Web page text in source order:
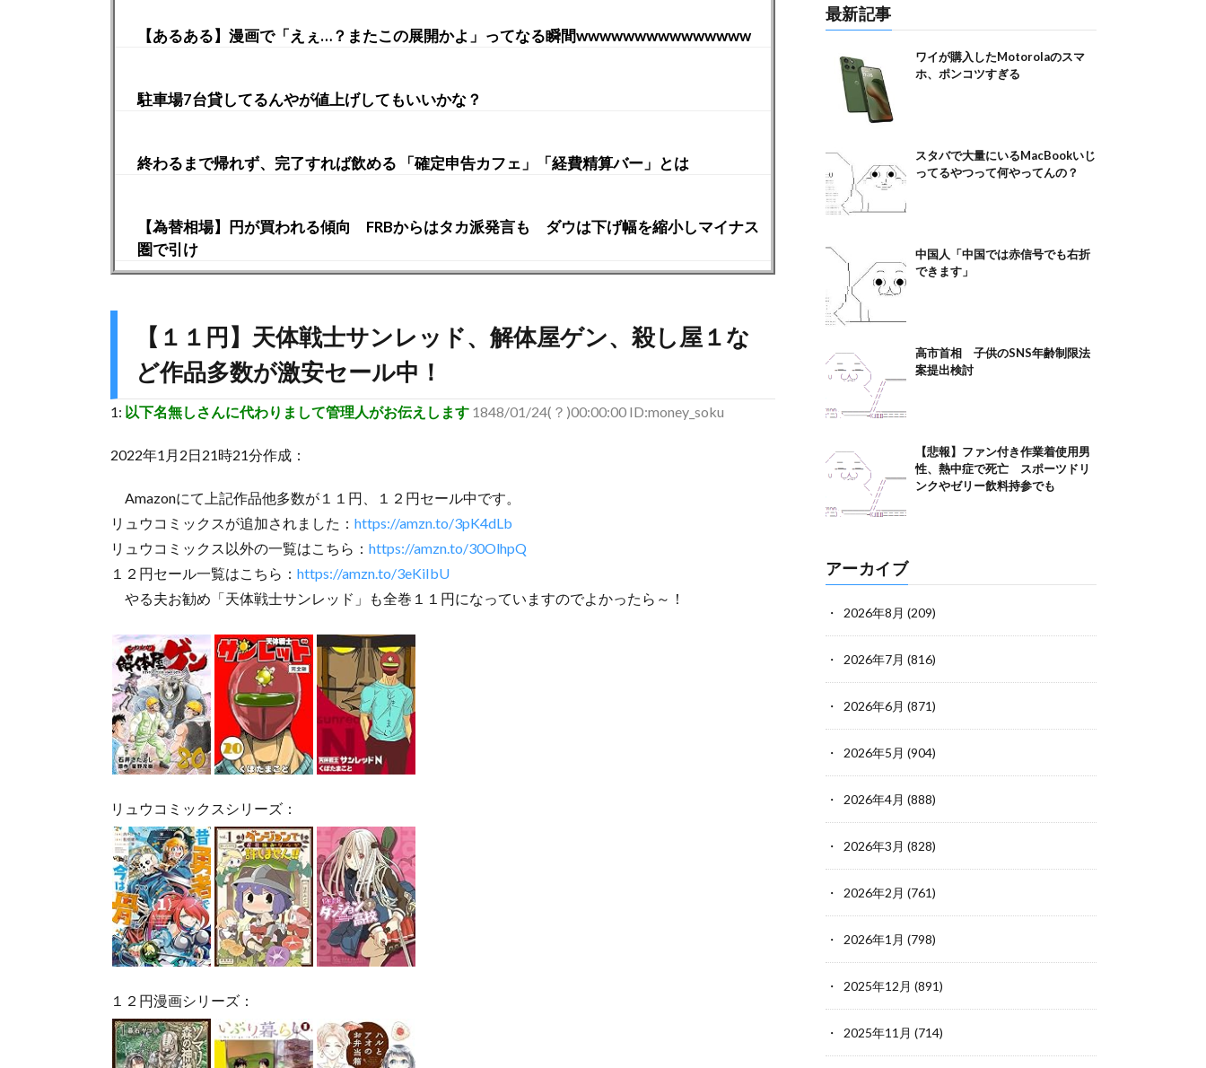
【あるある】漫画で「えぇ…？またこの展開かよ」ってなる瞬間wwwwwwwwwwwwwww
駐車場7台貸してるんやが値上げしてもいいかな？
終わるまで帰れず、完了すれば飲める 「確定申告カフェ」「経費精算バー」とは
【為替相場】円が買われる傾向 FRBからはタカ派発言も ダウは下げ幅を縮小しマイナス
圏で引け
【１１円】天体戦士サンレッド、解体屋ゲン、殺し屋１な
ど作品多数が激安セール中！
1: 以下名無しさんに代わりまして管理人がお伝えします 1848/01/24(？)00:00:00 ID:money_soku
2022年1月2日21時21分作成：
Amazonにて上記作品他多数が１１円、１２円セール中です。
リュウコミックスが追加されました： https://amzn.to/3pK4dLb
リュウコミックス以外の一覧はこちら： https://amzn.to/30OlhpQ
１２円セール一覧はこちら： https://amzn.to/3eKiIbU
やる夫お勧め「天体戦士サンレッド」も全巻１１円になっていますのでよかったら～！
リュウコミックスシリーズ：
１２円漫画シリーズ：
最新記事
ワイが購入したMotorolaのスマ
ホ、ポンコツすぎる
スタバで大量にいるMacBookいじ
ってるやつって何やってんの？
中国人「中国では赤信号でも右折
できます」
高市首相 子供のSNS年齢制限法
案提出検討
【悲報】ファン付き作業着使用男
性、熱中症で死亡 スポーツドリ
ンクやゼリー飲料持参でも
アーカイブ
2026年8月 (209)
2026年7月 (816)
2026年6月 (871)
2026年5月 (904)
2026年4月 (888)
2026年3月 (828)
2026年2月 (761)
2026年1月 (798)
2025年12月 (891)
2025年11月 (714)